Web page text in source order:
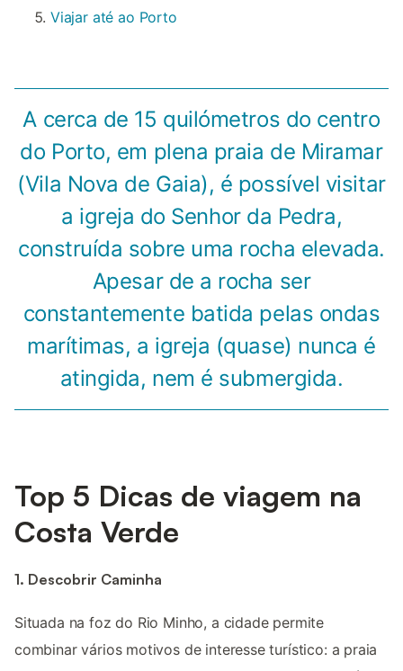
Viajar até ao Porto
A cerca de 15 quilómetros do centro
do Porto, em plena praia de Miramar
(Vila Nova de Gaia), é possível visitar
a igreja do Senhor da Pedra,
construída sobre uma rocha elevada.
Apesar de a rocha ser
constantemente batida pelas ondas
marítimas, a igreja (quase) nunca é
atingida, nem é submergida.
Top 5 Dicas de viagem na
Costa Verde
1. Descobrir Caminha
Situada na foz do Rio Minho, a cidade permite
combinar vários motivos de interesse turístico: a praia